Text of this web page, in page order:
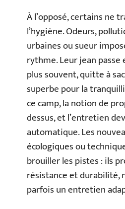
À l’opposé, certains ne
l’hygiène. Odeurs,
urbaines ou sueur
rythme. Leur jean passe
plus souvent, quitte à
superbe pour la
ce camp, la notion de
dessus, et l’entretien
automatique. Les
écologiques ou
brouiller les pistes : ils
résistance et durabilité,
parfois un entretien